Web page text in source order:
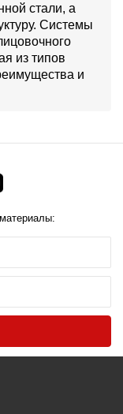
стали, а
Системы
из типов
и